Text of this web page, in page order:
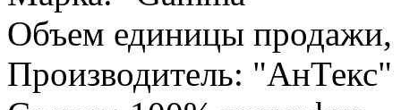
Объем единицы продажи,
Производитель: "АнТекс"